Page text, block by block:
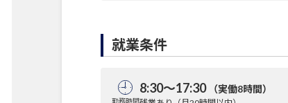
就業条件
勤務時間
8:30～17:30 （実働8時間）